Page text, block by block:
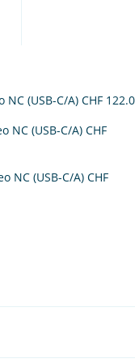
NC (USB-C/A) CHF
NC (USB-C/A) CHF
NC (USB-C/A) CHF